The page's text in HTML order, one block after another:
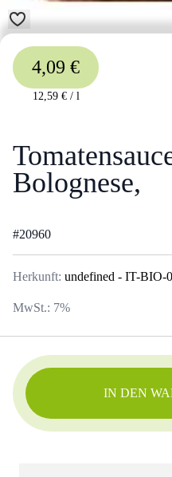
Bolognese,
#20960
Herkunft: undefined - IT-BIO-
MwSt.: 7%
4,09 €
12,59 €/ l
IN DEN